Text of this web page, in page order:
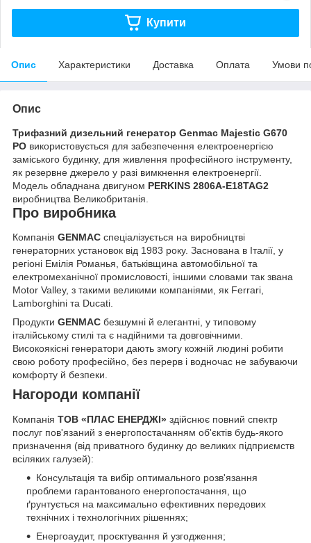
Купити
Опис Характеристики Доставка Оплата Умови
Опис
Трифазний дизельний генератор Genmac Majestic G670
PO використовується для забезпечення електроенергією
заміського будинку, для живлення професійного інструменту,
як резервне джерело у разі вимкнення електроенергії.
Модель обладнана двигуном PERKINS 2806A-E18TAG2
виробництва Великобританія.
Про виробника
Компанія GENMAC спеціалізується на виробництві
генераторних установок від 1983 року. Заснована в Італії, у
регіоні Емілія Романья, батьківщина автомобільної та
електромеханічної промисловості, іншими словами так звана
Motor Valley, з такими великими компаніями, як Ferrari,
Lamborghini та Ducati.
Продукти GENMAC безшумні й елегантні, у типовому
італійському стилі та є надійними та довговічними.
Високоякісні генератори дають змогу кожній людині робити
свою роботу професійно, без перерв і водночас не забуваючи
комфорту й безпеки.
Нагороди компанії
Компанія ТОВ «ПЛАС ЕНЕРДЖІ» здійснює повний спектр
послуг пов'язаний з енергопостачанням об'єктів будь-якого
призначення (від приватного будинку до великих підприємств
всіляких галузей):
Консультація та вибір оптимального розв'язання
проблеми гарантованого енергопостачання, що
ґрунтується на максимально ефективних передових
технічних і технологічних рішеннях;
Енергоаудит, проєктування й узгодження;